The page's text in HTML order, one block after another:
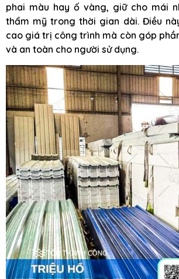
phai màu hay ố vàng, giữ cho mái
thẩm mỹ trong thời gian dài. Điều
cao giá trị công trình mà còn góp
và an toàn cho người sử dụng.